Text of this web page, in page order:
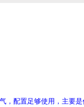
，配置足够使用，主要